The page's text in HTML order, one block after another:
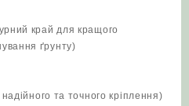
край для кращого
ґрунту)
надійного та точного кріплення)